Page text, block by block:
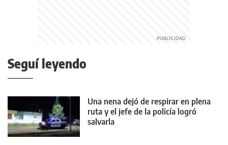
Seguí leyendo
Una nena dejó de respirar en plena
ruta y el jefe de la policía logró
salvarla